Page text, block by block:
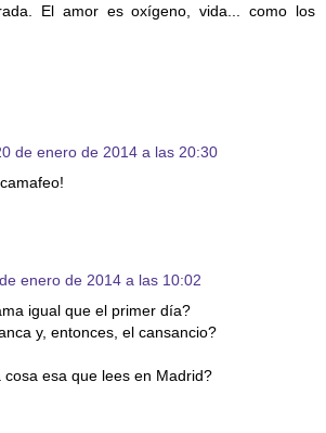
El amor es oxígeno, vida... como los
de enero de 2014 a las 20:30
enero de 2014 a las 10:02
igual que el primer día?
y, entonces, el cansancio?
cosa esa que lees en Madrid?